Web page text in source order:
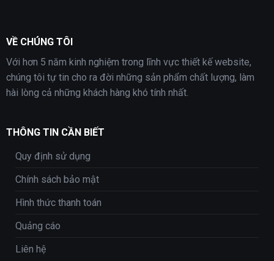
VỀ CHÚNG TÔI
Với hơn 5 năm kinh nghiệm trong lĩnh vực thiết kế website,
chúng tôi tự tin cho ra đời những sản phẩm chất lượng, làm
hài lòng cả những khách hàng khó tính nhất.
THÔNG TIN CẦN BIẾT
Quy định sử dụng
Chính sách bảo mật
Hình thức thanh toán
Quảng cáo
Liên hệ